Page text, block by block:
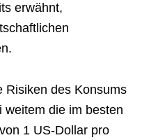
erwähnt,
Risiken des Konsums
weitem die im besten
1 US-Dollar pro